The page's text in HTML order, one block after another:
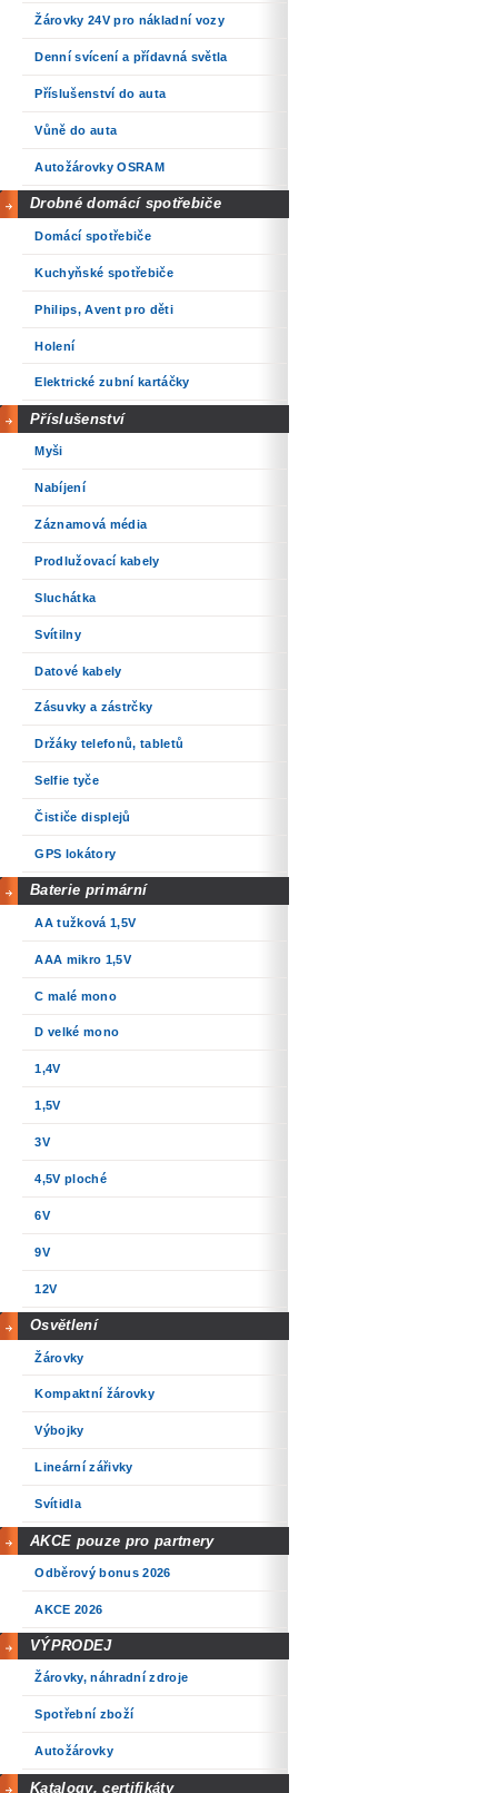
Žárovky 24V pro nákladní vozy
Denní svícení a přídavná světla
Příslušenství do auta
Vůně do auta
Autožárovky OSRAM
Drobné domácí spotřebiče
Domácí spotřebiče
Kuchyňské spotřebiče
Philips, Avent pro děti
Holení
Elektrické zubní kartáčky
Příslušenství
Myši
Nabíjení
Záznamová média
Prodlužovací kabely
Sluchátka
Svítilny
Datové kabely
Zásuvky a zástrčky
Držáky telefonů, tabletů
Selfie tyče
Čističe displejů
GPS lokátory
Baterie primární
AA tužková 1,5V
AAA mikro 1,5V
C malé mono
D velké mono
1,4V
1,5V
3V
4,5V ploché
6V
9V
12V
Osvětlení
Žárovky
Kompaktní žárovky
Výbojky
Lineární zářivky
Svítidla
AKCE pouze pro partnery
Odběrový bonus 2026
AKCE 2026
VÝPRODEJ
Žárovky, náhradní zdroje
Spotřební zboží
Autožárovky
Katalogy, certifikáty